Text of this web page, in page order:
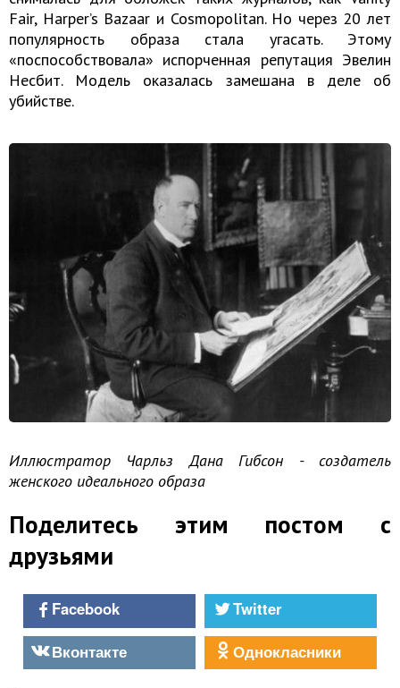
Fair, Harper’s Bazaar и Cosmopolitan. Но через 20 лет
популярность образа стала угасать. Этому
«поспособствовала» испорченная репутация Эвелин
Несбит. Модель оказалась замешана в деле об
убийстве.
Иллюстратор Чарльз Дана Гибсон - создатель
женского идеального образа
Поделитесь этим постом с
друзьями
Facebook
Twitter
Вконтакте
Однокласники